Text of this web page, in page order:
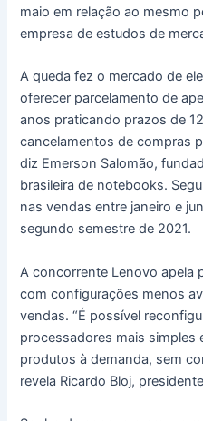
maio em relação ao mesmo
empresa de estudos de
A queda fez o mercado de
oferecer parcelamento de
anos praticando prazos de
cancelamentos de compras
diz Emerson Salomão,
brasileira de notebooks.
nas vendas entre janeiro e
segundo semestre de 2021.
A concorrente Lenovo apela
com configurações menos
vendas. “É possível
processadores mais simples
produtos à demanda, sem
revela Ricardo Bloj,